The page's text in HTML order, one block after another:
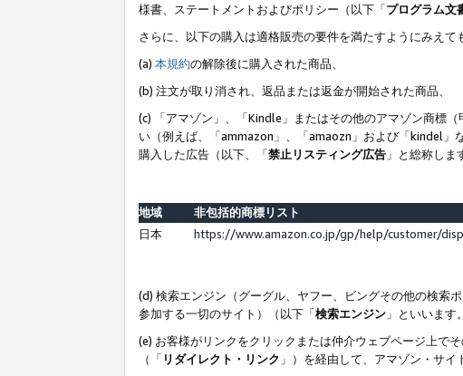
様書、ステートメントおよびポリシー（以下「プログラム文
さらに、以下の購入は適格販売の要件を満たすようにみえ
(a) 本規約の解除後に購入された商品、
(b) 注文が取り消され、返品または返金が開始された商品、
(c) 「アマゾン」、「Kindle」またはその他のアマゾン商標
い（例えば、「ammazon」、「amaozn」および「kindel」
購入した広告（以下、「禁止リスティング広告 」と総称しま
地域
非包括的商標リスト
日本
https://www.amazon.co.jp/gp/help/customer/
(d) 検索エンジン（グーグル、ヤフー、ビングその他の検索
参加する一切のサイト）（以下「検索エンジン 」といいます
(e) お客様がリンクをクリックまたは仲介ウェブページ上で
（「 リダイレクト・リンク 」）を経由して、アマゾン・サイ